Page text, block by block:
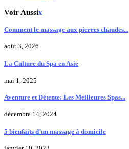
Voir Aussix
Comment le massage aux pierres chaudes...
août 3, 2026
La Culture du Spa en Asie
mai 1, 2025
Aventure et Détente: Les Meilleures Spas...
décembre 14, 2024
5 bienfaits d’un massage à domicile